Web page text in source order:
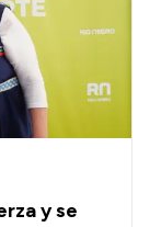
y se